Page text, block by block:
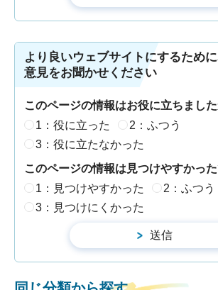
より良いウェブサイトにするため
意見をお聞かせください
このページの情報はお役に立ちました
1：役に立った
2：ふつう
3：役に立たなかった
このページの情報は見つけやすかっ
1：見つけやすかった
2：ふつう
3：見つけにくかった